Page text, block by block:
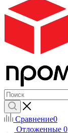
Сравнение0
Отложенные 0